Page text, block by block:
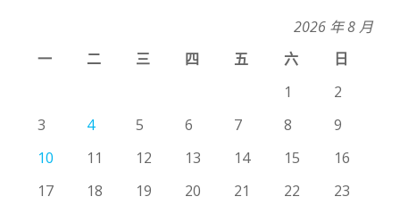
2026 年 8 月
一
二 三 四 五 六
日
1
2
3
4 5 6 7 8
9
10
11 12 13 14 15
16
17
18 19 20 21 22
23